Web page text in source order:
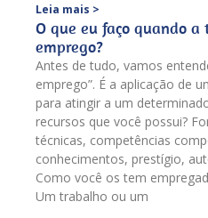
Leia mais >
O que eu faço quando
emprego?
Antes de tudo, vamos
emprego”. É a aplicação de
para atingir a um
recursos que você possui?
técnicas, competências
conhecimentos, prestígio,
Como você os tem
Um trabalho ou um